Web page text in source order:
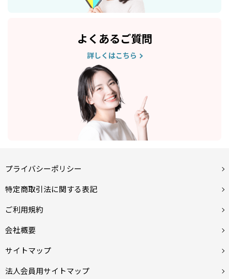
よくあるご質問
詳しくはこちら
プライバシーポリシー
特定商取引法に関する表記
ご利用規約
会社概要
サイトマップ
法人会員用サイトマップ